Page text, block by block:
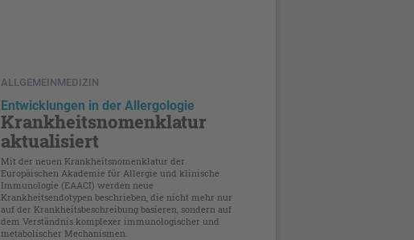
ALLGEMEINMEDIZIN
Entwicklungen in der Allergologie
Krankheitsnomenklatur
aktualisiert
Mit der neuen Krankheitsnomenklatur der
Europäischen Akademie für Allergie und klinische
Immunologie (EAACI) werden neue
Krankheitsendotypen beschrieben, die nicht mehr nur
auf der Krankheitsbeschreibung basieren, sondern auf
dem Verständnis komplexer immunologischer und
metabolischer Mechanismen.